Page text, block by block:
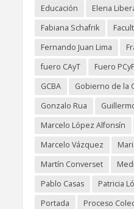
Educación
Elena
Fabiana Schafrik
Fernando Juan Lima
fuero CAyT
Fuero PCyF
GCBA
Gobierno de la
Gonzalo Rua
Marcelo López Alfonsín
Marcelo Vázquez
Martín Converset
Pablo Casas
Patricia
Portada
Proceso